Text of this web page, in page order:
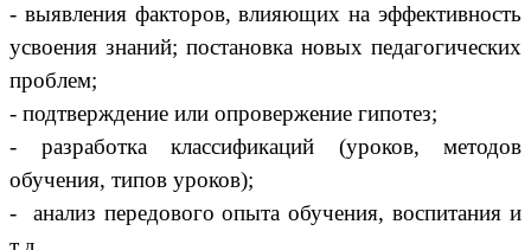
- выявления факторов, влияющих на эффективность
усвоения знаний; постановка новых педагогических
проблем;
- подтверждение или опровержение гипотез;
- разработка классификаций (уроков, методов
обучения, типов уроков);
- анализ передового опыта обучения, воспитания и